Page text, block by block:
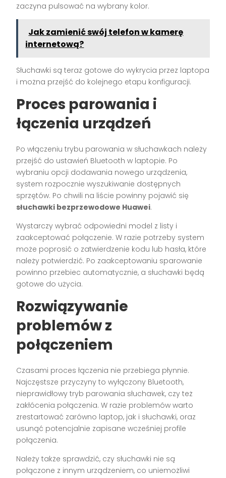
zaczyna pulsować na wybrany kolor.
Jak zamienić swój telefon w kamerę
internetową?
Słuchawki są teraz gotowe do wykrycia przez laptopa
i można przejść do kolejnego etapu konfiguracji.
Proces parowania i
łączenia urządzeń
Po włączeniu trybu parowania w słuchawkach należy
przejść do ustawień Bluetooth w laptopie. Po
wybraniu opcji dodawania nowego urządzenia,
system rozpocznie wyszukiwanie dostępnych
sprzętów. Po chwili na liście powinny pojawić się
słuchawki bezprzewodowe Huawei.
Wystarczy wybrać odpowiedni model z listy i
zaakceptować połączenie. W razie potrzeby system
może poprosić o zatwierdzenie kodu lub hasła, które
należy potwierdzić. Po zaakceptowaniu sparowanie
powinno przebiec automatycznie, a słuchawki będą
gotowe do użycia.
Rozwiązywanie
problemów z
połączeniem
Czasami proces łączenia nie przebiega płynnie.
Najczęstsze przyczyny to wyłączony Bluetooth,
nieprawidłowy tryb parowania słuchawek, czy też
zakłócenia połączenia. W razie problemów warto
zrestartować zarówno laptop, jak i słuchawki, oraz
usunąć potencjalnie zapisane wcześniej profile
połączenia.
Należy także sprawdzić, czy słuchawki nie są
połączone z innym urządzeniem, co uniemożliwi